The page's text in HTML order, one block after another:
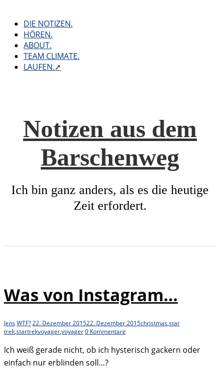
contentDIE NOTIZEN.
HÖREN.
ABOUT.
TEAM CLIMATE.
LAUFEN.➚
Notizen aus dem
Barschenweg
Ich bin ganz anders, als es die heutige
Zeit erfordert.
Was von Instagram…
JensWTF?22. Dezember 201522. Dezember 2015christmas,star
trek,startrekvoyager,voyager0 Kommentare
Ich weiß gerade nicht, ob ich hysterisch gackern oder
einfach nur erblinden soll…?